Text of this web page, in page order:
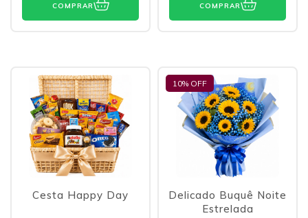
COMPRAR COMPRAR
Cesta Happy Day
10% OFF
Delicado Buquê Noite
Estrelada